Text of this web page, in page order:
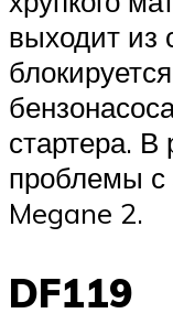
выходит из
стартера. В
проблемы с
Megane 2.
DF119